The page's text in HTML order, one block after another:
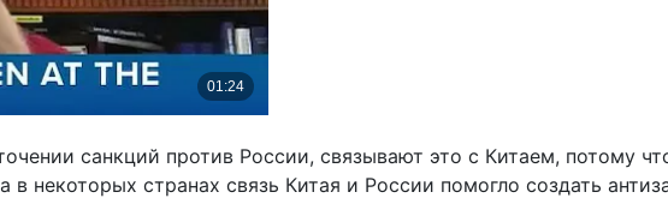
санкций против России, связывают это с Китаем, потому
некоторых странах связь Китая и России помогло создать